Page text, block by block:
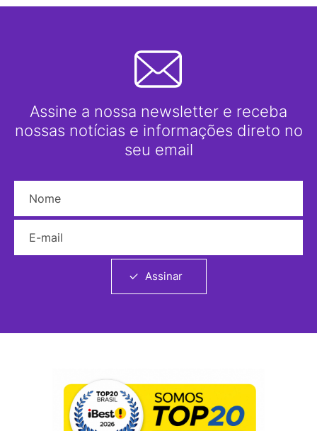
Assine a nossa newsletter e receba
nossas notícias e informações direto no
seu email
Assinar